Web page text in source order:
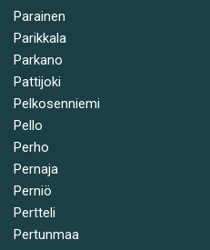
Parainen
Parikkala
Parkano
Pattijoki
Pelkosenniemi
Pello
Perho
Pernaja
Perniö
Pertteli
Pertunmaa